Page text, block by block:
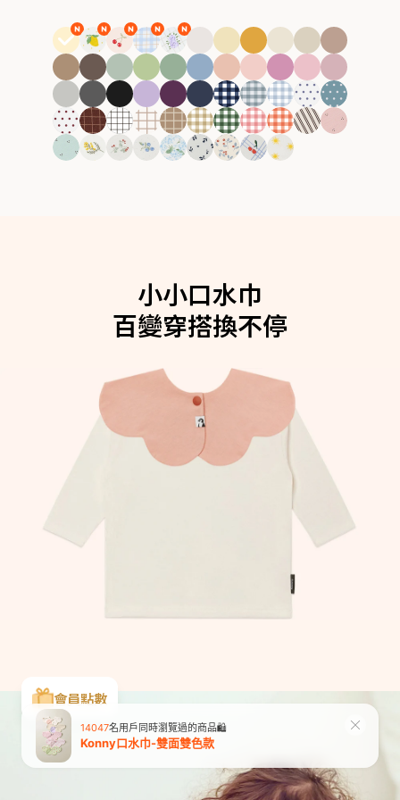
小小口水巾
百變穿搭換不停
小小口水巾
百變穿搭換不停
小小口水巾
百變穿搭換不停
小小口水巾
百變穿搭換不停
小小口水巾
百變穿搭換不停